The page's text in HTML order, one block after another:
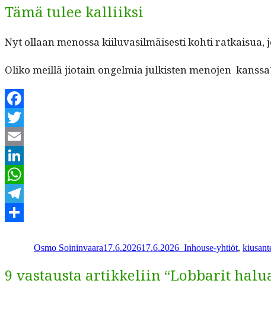
Tämä tulee kalliiksi
Nyt ollaan menos­sa kiilu­vasilmäis­es­ti kohti
Oliko meil­lä jio­tain ongelmia julk­isten meno­jen
Facebook
Twitter
Email
LinkedIn
WhatsApp
Telegram
Osmo Soininvaara17.6.202617.6.2026 Inhouse-yhtiöt,
9 vastausta artikkeliin “Lobbarit